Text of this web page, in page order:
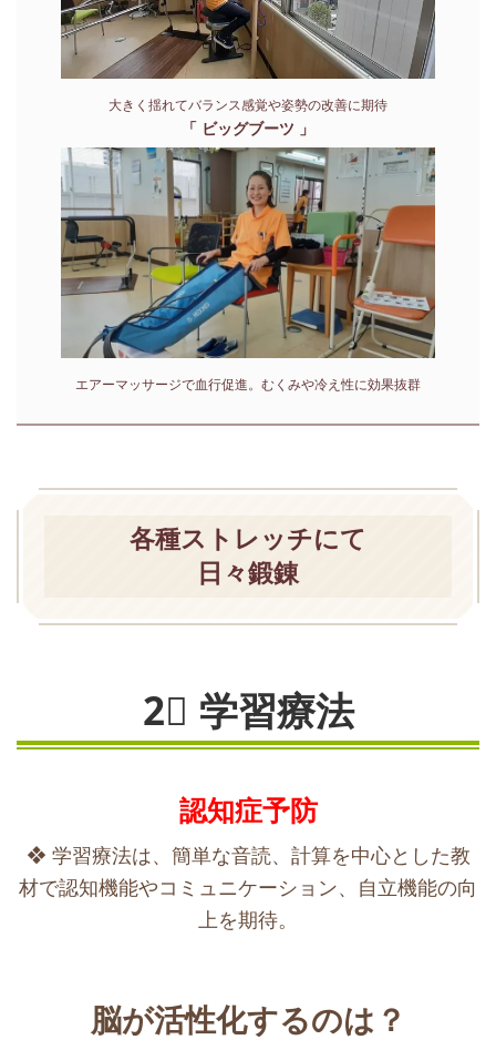
大きく揺れてバランス感覚や姿勢の改善に期待
「 ビッグブーツ 」
エアーマッサージで血行促進。むくみや冷え性に効果抜群
各種ストレッチにて
日々鍛錬
2⃣ 学習療法
認知症予防
❖ 学習療法は、簡単な音読、計算を中心とした教
材で認知機能やコミュニケーション、自立機能の向
上を期待。
脳が活性化するのは？